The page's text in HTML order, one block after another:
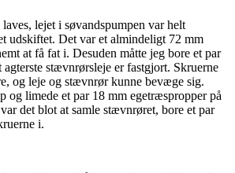
lejet i søvandspumpen var helt
udskiftet. Det var et almindeligt 72 mm
at få fat i. Desuden måtte jeg bore et par
stævnrørsleje er fastgjort. Skruerne
og leje og stævnrør kunne bevæge sig.
og limede et par 18 mm egetræspropper på
det blot at samle stævnrøret, bore et par
i.